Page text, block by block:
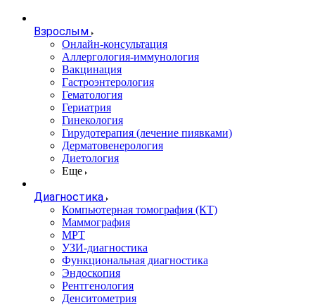
Взрослым
Онлайн-консультация
Аллергология-иммунология
Вакцинация
Гастроэнтерология
Гематология
Гериатрия
Гинекология
Гирудотерапия (лечение пиявками)
Дерматовенерология
Диетология
Еще
Диагностика
Компьютерная томография (КТ)
Маммография
МРТ
УЗИ-диагностика
Функциональная диагностика
Эндоскопия
Рентгенология
Денситометрия